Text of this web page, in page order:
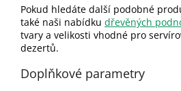
Pokud hledáte další podobné
také naši nabídku dřevěných
tvary a velikosti vhodné pro
dezertů.
Doplňkové parametry